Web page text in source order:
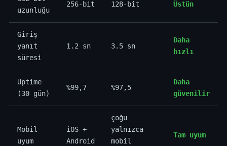
uzunluğu
256-bit 128-bit Üstün
Giriş
yanıt
süresi
1.2 sn 3.5 sn
Daha
hızlı
Uptime
(30 gün)
%99,7 %97,5
Daha
güvenilir
Mobil
uyum
iOS +
Android
çoğu
yalnızca
mobil
Tam uyum